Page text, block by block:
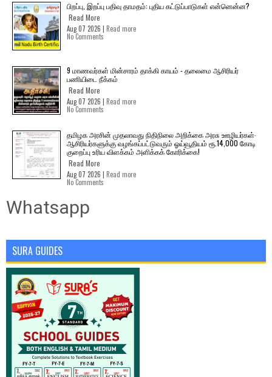
பிறப்பு, இறப்பு பதிவு தாமதம்: புதிய கட்டுப்பாடுகள் என்னென்ன?
Read More
Aug 07 2026 | Read more
No Comments
9 மாணவர்கள் மின்சாரம் தாக்கி காயம் - தலைமை ஆசிரியர்
பணியிடை நீக்கம்
Read More
Aug 07 2026 | Read more
No Comments
தமிழக அரசின் முதலாவது நிதிநிலை அறிக்கை அரசு ஊழியர்கள்-
ஆசிரியர்களுக்கு வழங்கப்பட்டுவரும் ஓய்வூதியம் ரூ.14,000 கோடி
குறைப்பு உரிய விளக்கம் அளிக்கக் கோரிக்கை!
Read More
Aug 07 2026 | Read more
No Comments
Whatsapp
SURA GUIDES